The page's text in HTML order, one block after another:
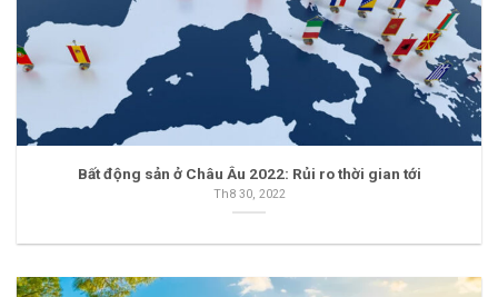
Bất động sản ở Châu Âu 2022: Rủi ro thời gian tới
Th8 30, 2022